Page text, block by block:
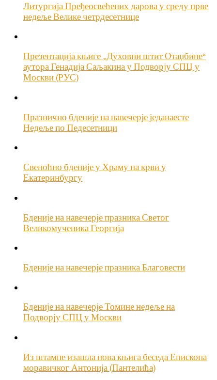
Литургија Пређеосвећених дарова у среду прве
недеље Велике четрдесетнице
Презентација књиге „Духовни штит Отаџбине“
аутора Генадија Саљакина у Подворју СПЦ у
Москви (РУС)
Празнично бденије на навечерје једанаесте
Недеље по Педесетници
Свеноћно бденије у Храму на крви у
Екатеринбургу
Бденије на навечерје празника Светог
Великомученика Георгија
Бденије на навечерје празника Благовести
Бденије на навечерје Томине недеље на
Подворју СПЦ у Москви
Из штампе изашла нова књига беседа Епископа
моравичког Антонија (Пантелића)